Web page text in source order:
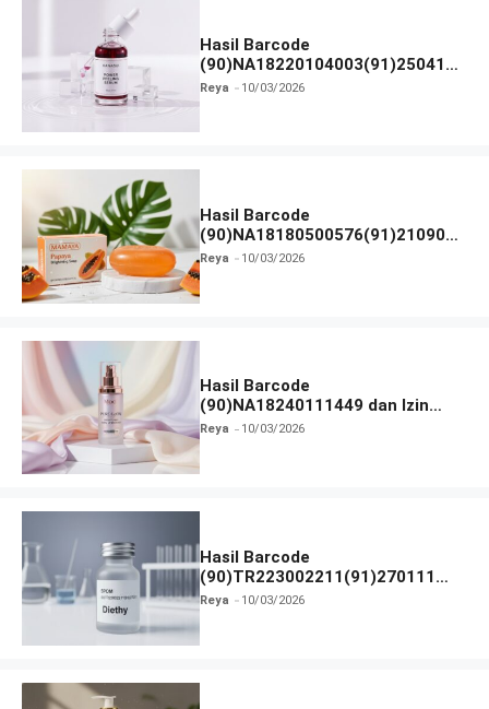
Hasil Barcode
(90)NA18220104003(91)250418
dan Izin BPOM
Reya 10/03/2026
Hasil Barcode
(90)NA18180500576(91)210906
dan Izin BPOM
Reya 10/03/2026
Hasil Barcode
(90)NA18240111449 dan Izin
BPOM
Reya 10/03/2026
Hasil Barcode
(90)TR223002211(91)270111
dan Izin BPOM
Reya 10/03/2026